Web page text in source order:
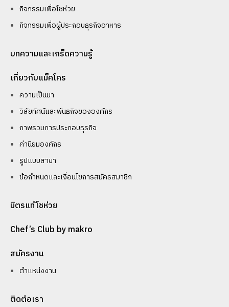
กิจกรรมเพื่อโชห่วย
กิจกรรมเพื่อผู้ประกอบธุรกิจอาหาร
บทความและเกร็ดความรู้
เกี่ยวกับแม็คโคร
ความเป็นมา
วิสัยทัศน์และพันธกิจขององค์กร
ภาพรวมการประกอบธุรกิจ
ค่านิยมองค์กร
รูปแบบสาขา
ข้อกำหนดและเงื่อนไขการสมัครสมาชิก
มิตรแท้โชห่วย
Chef’s Club by makro
สมัครงาน
ตำแหน่งงาน
ติดต่อเรา